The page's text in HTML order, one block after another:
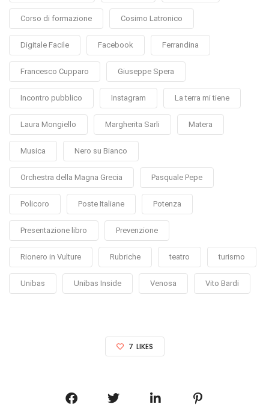
Corso di formazione Cosimo Latronico
Digitale Facile Facebook Ferrandina
Francesco Cupparo Giuseppe Spera
Incontro pubblico Instagram La terra mi tiene
Laura Mongiello Margherita Sarli Matera
Musica Nero su Bianco
Orchestra della Magna Grecia Pasquale Pepe
Policoro Poste Italiane Potenza
Presentazione libro Prevenzione
Rionero in Vulture Rubriche teatro turismo
Unibas Unibas Inside Venosa Vito Bardi
7 LIKES